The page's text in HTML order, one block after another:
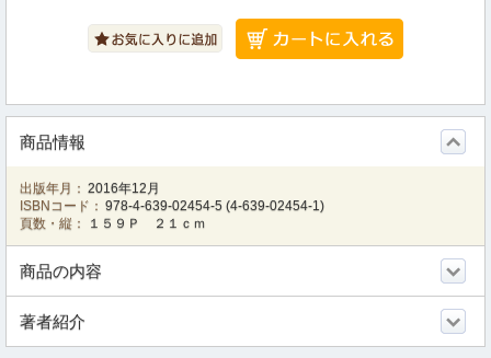
商品情報
出版年月： 2016年12月
ISBNコード： 978-4-639-02454-5 (4-639-02454-1)
頁数・縦：
１５９Ｐ ２１ｃｍ
商品の内容
著者紹介